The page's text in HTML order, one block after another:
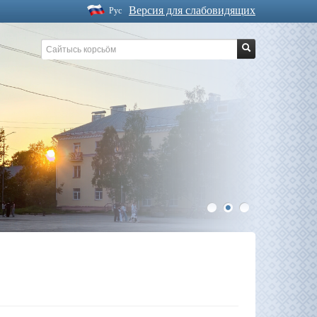
Версия для слабовидящих
Рус
1 2 3